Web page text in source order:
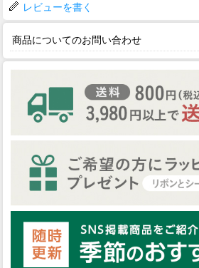
レビューを書く
商品についてのお問い合わせ